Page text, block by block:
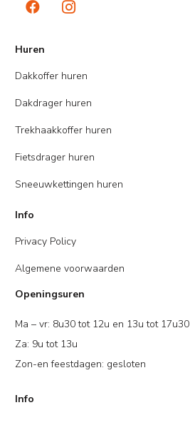
Huren
Dakkoffer huren
Dakdrager huren
Trekhaakkoffer huren
Fietsdrager huren
Sneeuwkettingen huren
Info
Privacy Policy
Algemene voorwaarden
Openingsuren
Ma – vr: 8u30 tot 12u en 13u tot 17u30
Za: 9u tot 13u
Zon-en feestdagen: gesloten
Info